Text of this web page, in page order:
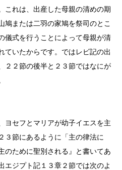
これは、出産した母親の清めの期
鳩または二羽の家鳩を祭司のとこ
儀式を行うことによって母親が清
ていたからです。ではレビ記の出
２２節の後半と２３節ではなにが
セフとマリアが幼子イエスを主
３節にあるように「主の律法に
のために聖別される』と書いてあ
エジプト記１３章２節では次のよ